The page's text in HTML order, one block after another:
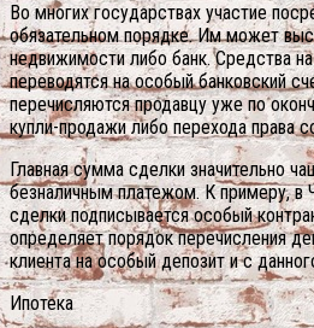
Во многих государствах участие
обязательном порядке. Им может
недвижимости либо банк. Средства
переводятся на особый банковский
перечисляются продавцу уже по
купли-продажи либо перехода права
Главная сумма сделки значительно
безналичным платежом. К примеру, в
сделки подписывается особый
определяет порядок перечисления
клиента на особый депозит и с
Ипотека